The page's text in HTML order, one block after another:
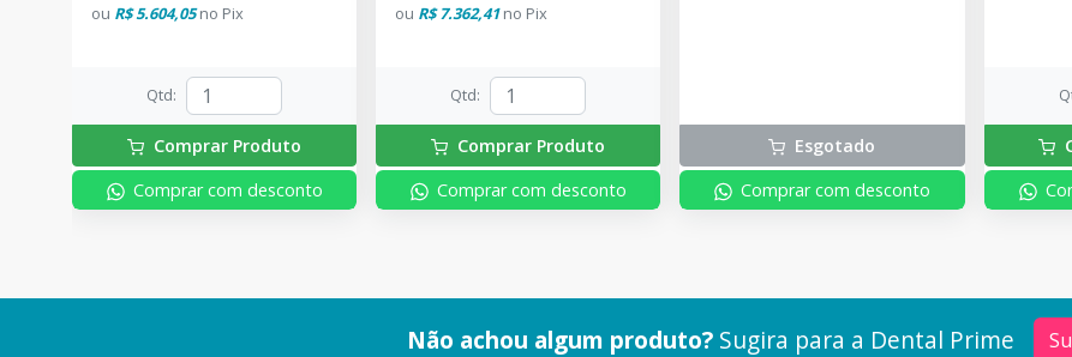
ou R$ 5.604,05no Pix
Qtd:
Comprar Produto
Comprar com desconto
ou R$ 7.362,41no Pix
Qtd:
Comprar Produto
Comprar com desconto
Esgotado
Comprar com desconto
Não achou algum produto? Sugira para a Dental Prime